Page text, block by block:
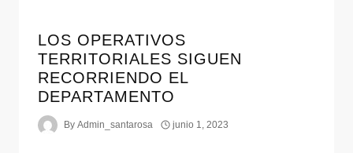
LOS OPERATIVOS
TERRITORIALES SIGUEN
RECORRIENDO EL
DEPARTAMENTO
By Admin_santarosa junio 1, 2023